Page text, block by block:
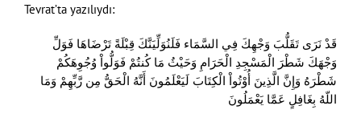
Tevrat’ta yazılıydı:
قَدْ نَرَى تَقَلُّبَ وَجْهِكَ فِي السَّمَاء فَلَنُوَلِّيَنَّكَ قِبْلَةً تَرْضَاهَا فَوَلِّ
وَجْهَكَ شَطْرَ الْمَسْجِدِ الْحَرَامِ وَحَيْثُ مَا كُنتُمْ فَوَلُّواْ وُجُوِهَكُمْ
شَطْرَهُ وَإِنَّ الَّذِينَ أُوْتُواْ الْكِتَابَ لَيَعْلَمُونَ أَنَّهُ الْحَقُّ مِن رَّبِّهِمْ وَمَا
اللّهُ بِغَافِلٍ عَمَّا يَعْمَلُونَ